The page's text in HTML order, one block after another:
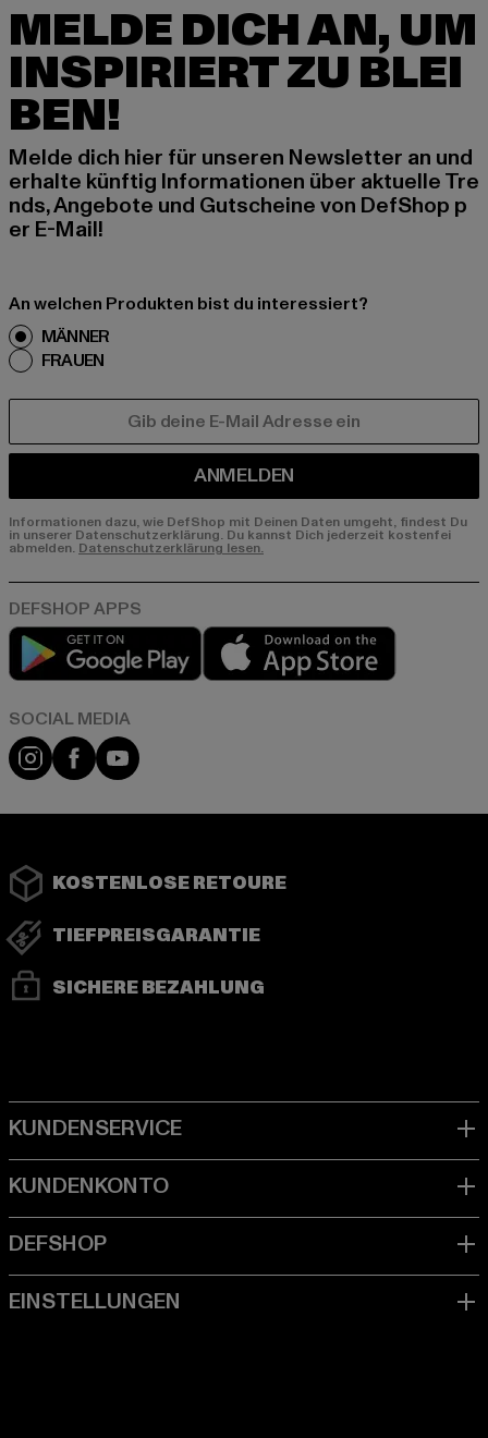
MELDE DICH AN, UM
INSPIRIERT ZU BLEI
BEN!
Melde dich hier für unseren Newsletter an und
erhalte künftig Informationen über aktuelle Tre
nds, Angebote und Gutscheine von DefShop p
er E-Mail!
An welchen Produkten bist du interessiert?
MÄNNER
FRAUEN
ANMELDEN
Informationen dazu, wie DefShop mit Deinen Daten umgeht, findest Du
in unserer Datenschutzerklärung. Du kannst Dich jederzeit kostenfei
abmelden. Datenschutzerklärung lesen.
Play market
Instagram
FacebookYouTube
KOSTENLOSE RETOURE
TIEFPREISGARANTIE
SICHERE BEZAHLUNG